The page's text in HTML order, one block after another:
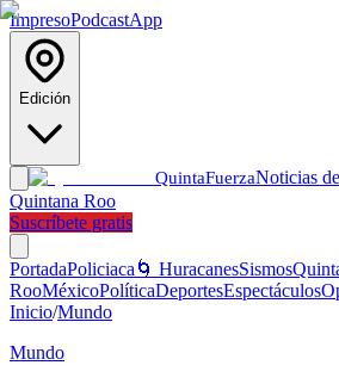
ImpresoPodcastApp
Edición
QuintaFuerzaNoticias
Quintana Roo
Suscríbete gratis
PortadaPoliciaca 🌀 HuracanesSismos
RooMéxicoPolíticaDeportesEspectáculos
Inicio/Mundo
Mundo